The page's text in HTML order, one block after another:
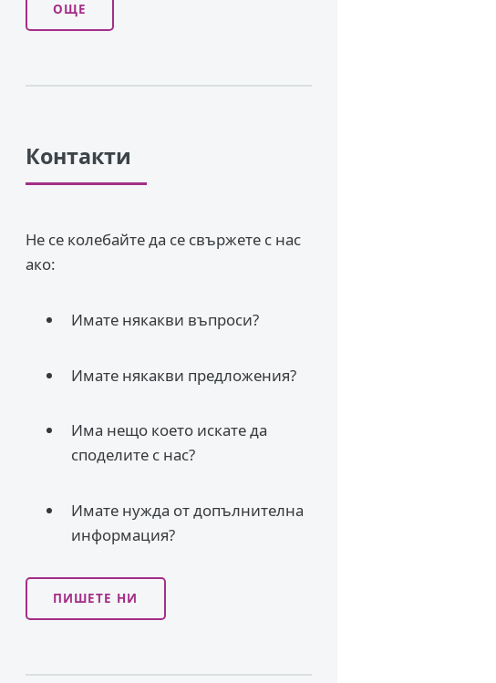
ОЩЕ
Контакти
Не се колебайте да се свържете с нас
ако:
Имате някакви въпроси?
Имате някакви предложения?
Има нещо което искате да
споделите с нас?
Имате нужда от допълнителна
информация?
ПИШЕТЕ НИ